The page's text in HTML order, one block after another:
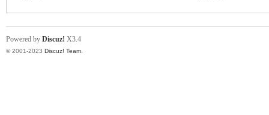
Powered by Discuz! X3.4
© 2001-2023 Discuz! Team